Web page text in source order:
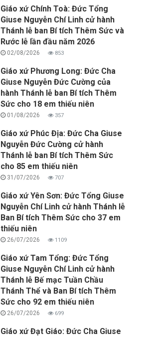
Giáo xứ Chính Toà: Đức Tổng
Giuse Nguyễn Chí Linh cử hành
Thánh lễ ban Bí tích Thêm Sức và
Rước lễ lần đầu năm 2026
02/08/2026 853
Giáo xứ Phương Long: Đức Cha
Giuse Nguyễn Đức Cường của
hành Thánh lễ ban Bí tích Thêm
Sức cho 18 em thiếu niên
01/08/2026 357
Giáo xứ Phúc Địa: Đức Cha Giuse
Nguyễn Đức Cường cử hành
Thánh lễ ban Bí tích Thêm Sức
cho 85 em thiếu niên
31/07/2026 707
Giáo xứ Yên Sơn: Đức Tổng Giuse
Nguyễn Chí Linh cử hành Thánh lễ
Ban Bí tích Thêm Sức cho 37 em
thiếu niên
26/07/2026 1109
Giáo xứ Tam Tổng: Đức Tổng
Giuse Nguyễn Chí Linh cử hành
Thánh lễ Bế mạc Tuần Chầu
Thánh Thể và Ban Bí tích Thêm
Sức cho 92 em thiếu niên
26/07/2026 699
Giáo xứ Đạt Giáo: Đức Cha Giuse